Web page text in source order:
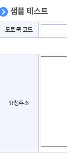
샘플 테스트
도로 축 코드
요청주소